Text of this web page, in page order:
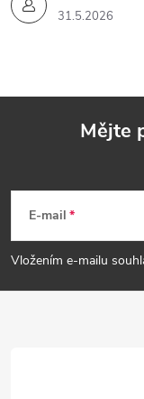
31.5.2026
p
Mějte
E-mail
Vložením e-mailu